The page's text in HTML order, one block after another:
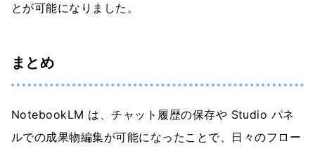
とが可能になりました。
まとめ
NotebookLM は、チャット履歴の保存や Studio パネ
ルでの成果物編集が可能になったことで、日々のフロー